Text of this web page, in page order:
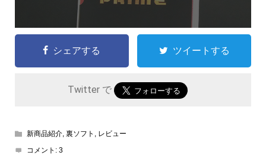
シェアする ツイートする
Twitter で
新商品紹介, 裏ソフト , レビュー
コメント: 3